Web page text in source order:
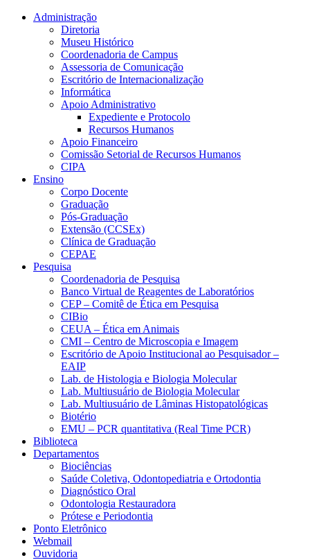
Conteúdo principal Menu principal
Administração
Diretoria
Museu Histórico
Coordenadoria de Campus
Assessoria de Comunicação
Escritório de Internacionalização
Informática
Apoio Administrativo
Expediente e Protocolo
Recursos Humanos
Apoio Financeiro
Comissão Setorial de Recursos Humanos
CIPA
Ensino
Corpo Docente
Graduação
Pós-Graduação
Extensão (CCSEx)
Clínica de Graduação
CEPAE
Pesquisa
Coordenadoria de Pesquisa
Banco Virtual de Reagentes de Laboratórios
CEP – Comitê de Ética em Pesquisa
CIBio
CEUA – Ética em Animais
CMI – Centro de Microscopia e Imagem
Escritório de Apoio Institucional ao Pesquisador –
EAIP
Lab. de Histologia e Biologia Molecular
Lab. Multiusuário de Biologia Molecular
Lab. Multiusuário de Lâminas Histopatológicas
Biotério
EMU – PCR quantitativa (Real Time PCR)
Biblioteca
Departamentos
Biociências
Saúde Coletiva, Odontopediatria e Ortodontia
Diagnóstico Oral
Odontologia Restauradora
Prótese e Periodontia
Ponto Eletrônico
Webmail
Ouvidoria